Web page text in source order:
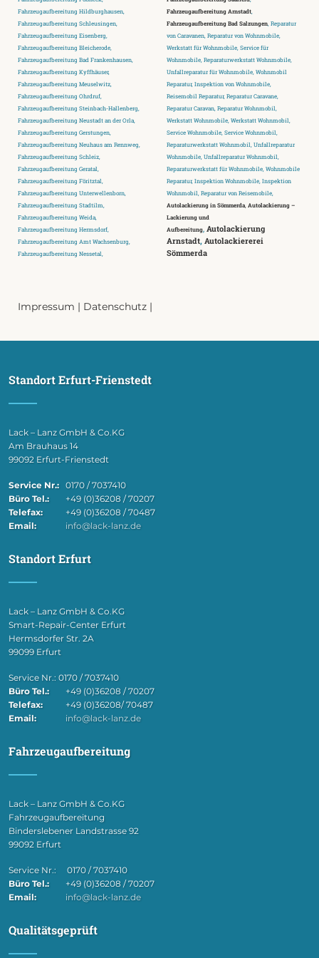
Fahrzeugaufbereitung Hildburghausen,
Fahrzeugaufbereitung Schleusingen,
Fahrzeugaufbereitung Eisenberg,
Fahrzeugaufbereitung Bleicherode,
Fahrzeugaufbereitung Bad Frankenhausen,
Fahrzeugaufbereitung Kyffhäuser,
Fahrzeugaufbereitung Meuselwitz,
Fahrzeugaufbereitung Ohrdruf,
Fahrzeugaufbereitung Steinbach-Hallenberg,
Fahrzeugaufbereitung Neustadt an der Orla,
Fahrzeugaufbereitung Gerstungen,
Fahrzeugaufbereitung Neuhaus am Rennweg,
Fahrzeugaufbereitung Schleiz,
Fahrzeugaufbereitung Geratal,
Fahrzeugaufbereitung Föritztal,
Fahrzeugaufbereitung Unterwellenborn,
Fahrzeugaufbereitung Stadtilm,
Fahrzeugaufbereitung Weida,
Fahrzeugaufbereitung Hermsdorf,
Fahrzeugaufbereitung Amt Wachsenburg,
Fahrzeugaufbereitung Nessetal,
Fahrzeugaufbereitung Arnstadt
Fahrzeugaufbereitung Bad Salzungen , Reparatur
von Caravanen, Reparatur von Wohnmobile,
Werkstatt für Wohnmobile, Service für
Wohnmobile, Reparaturwerkstatt Wohnmobile,
Unfallreparatur für Wohnmobile, Wohnmobil
Reparatur, Inspektion von Wohnmobile,
Reisemobil Reparatur, Reparatur Caravane,
Reparatur Caravan, Reparatur Wohnmobil,
Werkstatt Wohnmobile, Werkstatt Wohnmobil,
Service Wohnmobile, Service Wohnmobil,
Reparaturwerkstatt Wohnmobil, Unfallreparatur
Wohnmobile, Unfallreparatur Wohnmobil,
Reparaturwerkstatt für Wohnmobile, Wohnmobile
Reparatur, Inspektion Wohnmobile, Inspektion
Wohnmobil, Reparatur von Reisemobile,
Autolackierung in Sömmerda Autolackierung –
Lackierung und
Aufbereitung, Autolackierung
Arnstadt, Autolackiererei
Sömmerda
Impressum | Datenschutz |
Standort Erfurt-Frienstedt
Lack – Lanz GmbH & Co.KG
Am Brauhaus 14
99092 Erfurt-Frienstedt
Service Nr.: 0170 / 7037410
Büro Tel.:
+49 (0)36208 / 70207
Telefax:
+49 (0)36208 / 70487
Email:
info@lack-lanz.de
Standort Erfurt
Lack – Lanz GmbH & Co.KG
Smart-Repair-Center Erfurt
Hermsdorfer Str. 2A
99099 Erfurt
Service Nr.: 0170 / 7037410
Büro Tel.:
+49 (0)36208 / 70207
Telefax:
+49 (0)36208/ 70487
Email:
info@lack-lanz.de
Fahrzeugaufbereitung
Lack – Lanz GmbH & Co.KG
Fahrzeugaufbereitung
Binderslebener Landstrasse 92
99092 Erfurt
Service Nr.: 0170 / 7037410
Büro Tel.:
+49 (0)36208 / 70207
Email:
info@lack-lanz.de
Qualitätsgeprüft